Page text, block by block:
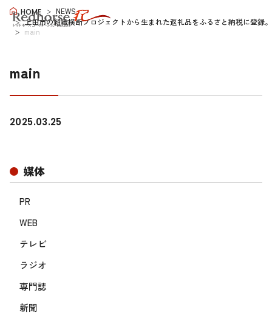
HOME
NEWS
上田市の組織横断プロジェクトから生まれた返礼品をふるさと納税に登録
main
main
媒体
PR
WEB
テレビ
ラジオ
専門誌
新聞
2025.03.25